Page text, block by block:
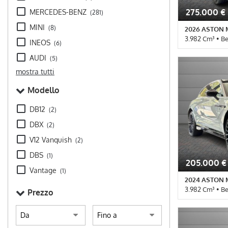
MERCEDES-BENZ (281)
MINI (8)
INEOS (6)
AUDI (5)
mostra tutti
Modello
DB12 (2)
DBX (2)
V12 Vanquish (2)
DBS (1)
Vantage (1)
Prezzo
275.000 €
2026 ASTON
3.982 Cm³ •
1.200 Km •
Blue pastello
laterali •
Autoradio •
Bracciolo •
Controllo
LED •
pelle •
parcheggio
Navigatore
elettrici
205.000 €
2024 ASTON
3.982 Cm³ •
13.000 Km •
metallizzato
Control •